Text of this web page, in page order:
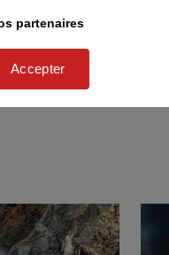
18 juillet 2024
Europe :
!
partenaires
Accepter